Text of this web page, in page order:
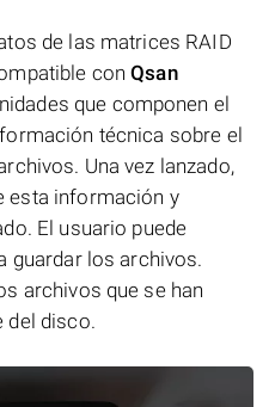
de las matrices RAID
conQsan
que componen el
técnica sobre el
Una vez lanzado,
esta información y
El usuario puede
guardar los archivos.
archivos que se han
del disco.